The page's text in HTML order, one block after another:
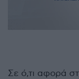
Σε ό,τι αφορά